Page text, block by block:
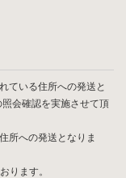
ている住所への発送と
会確認を実施させて頂
所への発送となりま
ります。